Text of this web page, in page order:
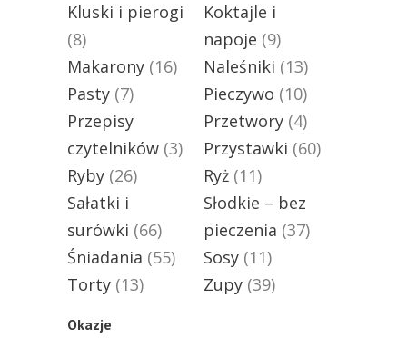
Kluski i pierogi
(8)
Koktajle i
napoje (9)
Makarony (16) Naleśniki (13)
Pasty (7) Pieczywo (10)
Przepisy
czytelników (3)
Przetwory (4)
Przystawki (60)
Ryby (26) Ryż (11)
Sałatki i
surówki (66)
Słodkie – bez
pieczenia (37)
Śniadania (55) Sosy (11)
Torty (13) Zupy (39)
Okazje